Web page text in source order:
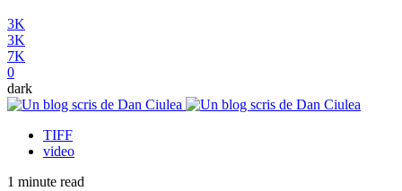
3K
3K
7K
0
dark
TIFF
video
1 minute read